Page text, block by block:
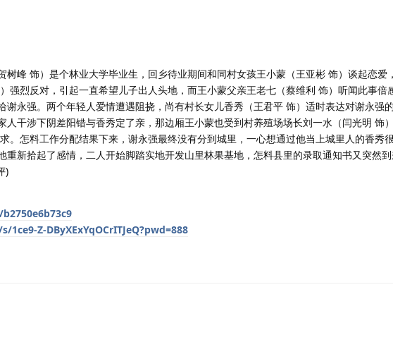
树峰 饰）是个林业大学毕业生，回乡待业期间和同村女孩王小蒙（王亚彬 饰）谈起恋爱
强烈反对，引起一直希望儿子出人头地，而王小蒙父亲王老七（蔡维利 饰）听闻此事倍
谢永强。两个年轻人爱情遭遇阻挠，尚有村长女儿香秀（王君平 饰）适时表达对谢永强
人干涉下阴差阳错与香秀定了亲，那边厢王小蒙也受到村养殖场场长刘一水（闫光明 饰
。怎料工作分配结果下来，谢永强最终没有分到城里，一心想通过他当上城里人的香秀
重新拾起了感情，二人开始脚踏实地开发山里林果基地，怎料县里的录取通知书又突然
)
Z-DByXExYqOCrITJeQ?pwd=888